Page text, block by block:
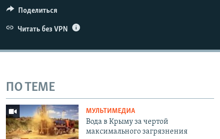
Поделиться
Читать без VPN
ПО ТЕМЕ
МУЛЬТИМЕДИА
Вода в Крыму за чертой
максимального загрязнения